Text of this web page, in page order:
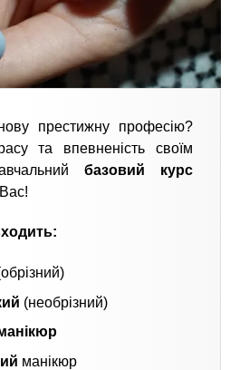
престижну професію?
та впевненість своїм
базовий курс
(необрізний)
манікюр